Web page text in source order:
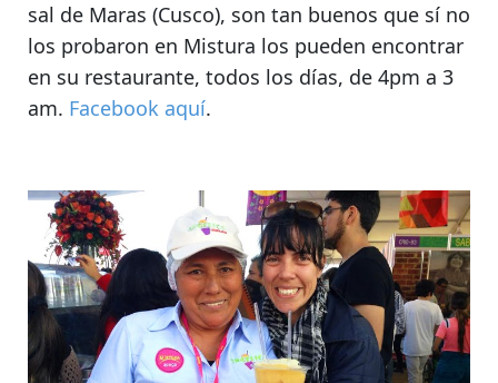
sal de Maras (Cusco), son tan buenos que sí no
los probaron en Mistura los pueden encontrar
en su restaurante, todos los días, de 4pm a 3
am. Facebook aquí.